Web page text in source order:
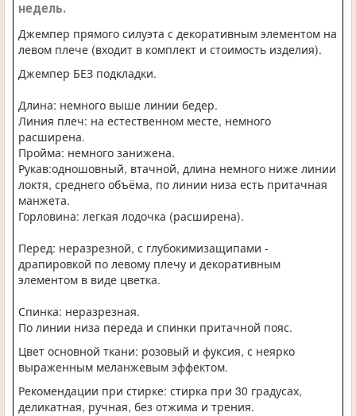
недель.
Джемпер прямого силуэта с декоративным элементом на
левом плече (входит в комплект и стоимость изделия).
Джемпер БЕЗ подкладки.
Длина: немного выше линии бедер.
Линия плеч: на естественном месте, немного
расширена.
Пройма: немного занижена.
Рукав:одношовный, втачной, длина немного ниже линии
локтя, среднего объёма, по линии низа есть притачная
манжета.
Горловина: легкая лодочка (расширена).
Перед: неразрезной, с глубокимизащипами -
драпировкой по левому плечу и декоративным
элементом в виде цветка.
Спинка: неразрезная.
По линии низа переда и спинки притачной пояс.
Цвет основной ткани: розовый и фуксия, с неярко
выраженным меланжевым эффектом.
Рекомендации при стирке: стирка при 30 градусах,
деликатная, ручная, без отжима и трения.